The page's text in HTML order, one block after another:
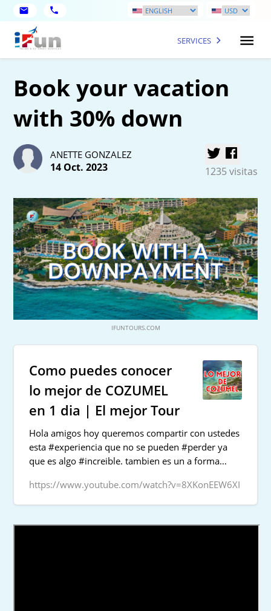
SERVICES
Book your vacation
with 30% down
ANETTE GONZALEZ
14 Oct. 2023 1235 visitas
IFUNTOURS.COM
Como puedes conocer
lo mejor de COZUMEL
en 1 dia | El mejor Tour
Hola amigos hoy queremos compartir con ustedes
esta #experiencia que no se pueden #perder ya
que es algo #increible. tambien es un a forma
https://www.youtube.com/watch?v=8XKonEEW6XI